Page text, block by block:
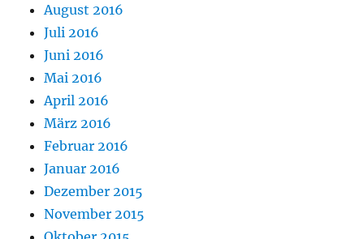
August 2016
Juli 2016
Juni 2016
Mai 2016
April 2016
März 2016
Februar 2016
Januar 2016
Dezember 2015
November 2015